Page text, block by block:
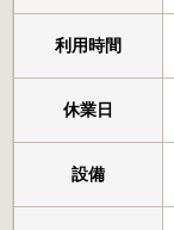
利用時間
休業日
設備